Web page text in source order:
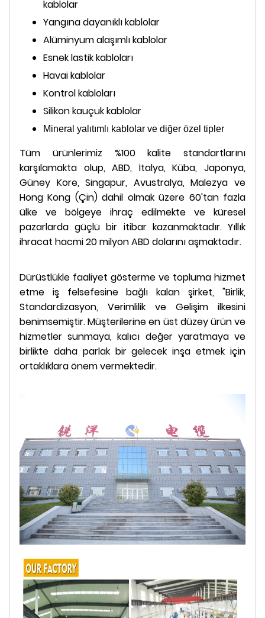
kablolar
Yangına dayanıklı kablolar
Alüminyum alaşımlı kablolar
Esnek lastik kabloları
Havai kablolar
Kontrol kabloları
Silikon kauçuk kablolar
Mineral yalıtımlı kablolar ve diğer özel tipler
Tüm ürünlerimiz %100 kalite standartlarını
karşılamakta olup, ABD, İtalya, Küba, Japonya,
Güney Kore, Singapur, Avustralya, Malezya ve
Hong Kong (Çin) dahil olmak üzere 60'tan fazla
ülke ve bölgeye ihraç edilmekte ve küresel
pazarlarda güçlü bir itibar kazanmaktadır. Yıllık
ihracat hacmi 20 milyon ABD dolarını aşmaktadır.
Dürüstlükle faaliyet gösterme ve topluma hizmet
etme iş felsefesine bağlı kalan şirket, "Birlik,
Standardizasyon, Verimlilik ve Gelişim ilkesini
benimsemiştir. Müşterilerine en üst düzey ürün ve
hizmetler sunmaya, kalıcı değer yaratmaya ve
birlikte daha parlak bir gelecek inşa etmek için
ortaklıklara önem vermektedir.